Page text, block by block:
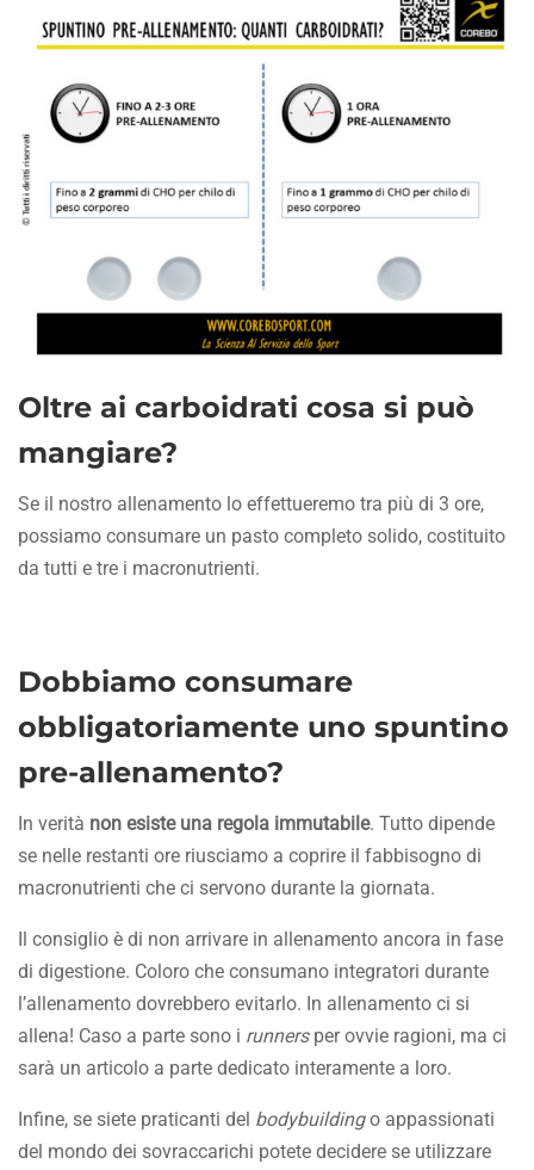
Oltre ai carboidrati cosa si può
mangiare?
Se il nostro allenamento lo effettueremo tra più di 3 ore,
possiamo consumare un pasto completo solido, costituito
da tutti e tre i macronutrienti.
Dobbiamo consumare
obbligatoriamente uno spuntino
pre-allenamento?
In verità non esiste una regola immutabile. Tutto dipende
se nelle restanti ore riusciamo a coprire il fabbisogno di
macronutrienti che ci servono durante la giornata.
Il consiglio è di non arrivare in allenamento ancora in fase
di digestione. Coloro che consumano integratori durante
l’allenamento dovrebbero evitarlo. In allenamento ci si
allena! Caso a parte sono i runnersper ovvie ragioni, ma ci
sarà un articolo a parte dedicato interamente a loro.
Infine, se siete praticanti del bodybuildingo appassionati
del mondo dei sovraccarichi potete decidere se utilizzare